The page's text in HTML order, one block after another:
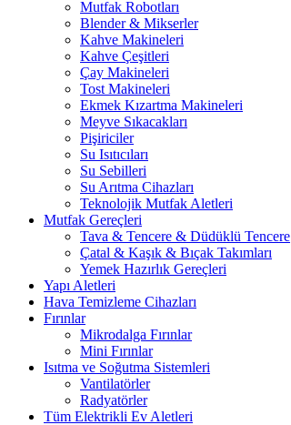
Mutfak Robotları
Blender & Mikserler
Kahve Makineleri
Kahve Çeşitleri
Çay Makineleri
Tost Makineleri
Ekmek Kızartma Makineleri
Meyve Sıkacakları
Pişiriciler
Su Isıtıcıları
Su Sebilleri
Su Arıtma Cihazları
Teknolojik Mutfak Aletleri
Mutfak Gereçleri
Tava & Tencere & Düdüklü Tencere
Çatal & Kaşık & Bıçak Takımları
Yemek Hazırlık Gereçleri
Yapı Aletleri
Hava Temizleme Cihazları
Fırınlar
Mikrodalga Fırınlar
Mini Fırınlar
Isıtma ve Soğutma Sistemleri
Vantilatörler
Radyatörler
Tüm Elektrikli Ev Aletleri